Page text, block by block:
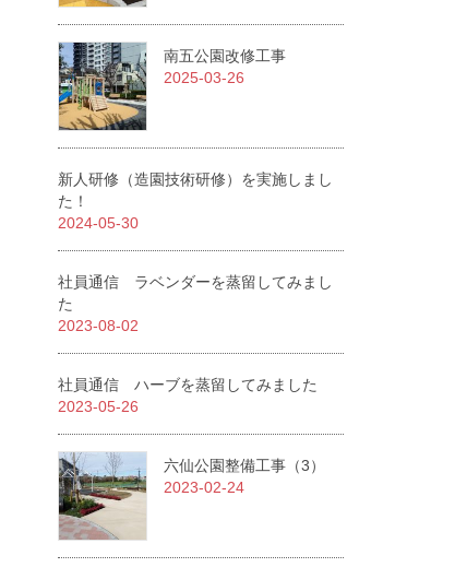
南五公園改修工事
2025-03-26
新人研修（造園技術研修）を実施しまし
た！
2024-05-30
社員通信 ラベンダーを蒸留してみまし
た
2023-08-02
社員通信 ハーブを蒸留してみました
2023-05-26
六仙公園整備工事（3）
2023-02-24